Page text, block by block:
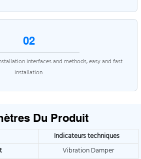
02
interfaces and methods, easy and fast
installation.
Du Produit
Indicateurs techniques
Vibration Damper